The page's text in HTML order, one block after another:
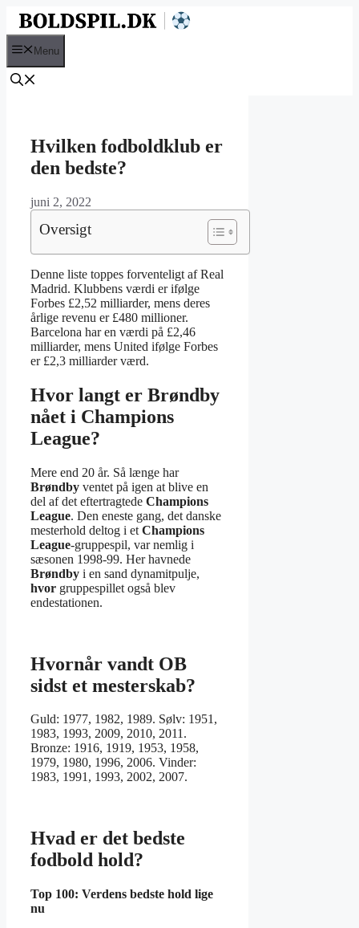
Hop
Menu
Hvilken fodboldklub er
den bedste?
juni 2, 2022
Oversigt
Denne liste toppes forventeligt af Real
Madrid. Klubbens værdi er ifølge
Forbes £2,52 milliarder, mens deres
årlige revenu er £480 millioner.
Barcelona har en værdi på £2,46
milliarder, mens United ifølge Forbes
er £2,3 milliarder værd.
Hvor langt er Brøndby
nået i Champions
League?
Mere end 20 år. Så længe har
Brøndby ventet på igen at blive en
del af det eftertragtede Champions
League. Den eneste gang, det danske
mesterhold deltog i et Champions
League-gruppespil, var nemlig i
sæsonen 1998-99. Her havnede
Brøndby i en sand dynamitpulje,
hvor gruppespillet også blev
endestationen.
Hvornår vandt OB
sidst et mesterskab?
Guld: 1977, 1982, 1989. Sølv: 1951,
1983, 1993, 2009, 2010, 2011.
Bronze: 1916, 1919, 1953, 1958,
1979, 1980, 1996, 2006. Vinder:
1983, 1991, 1993, 2002, 2007.
Hvad er det bedste
fodbold hold?
Top 100: Verdens bedste hold lige
nu